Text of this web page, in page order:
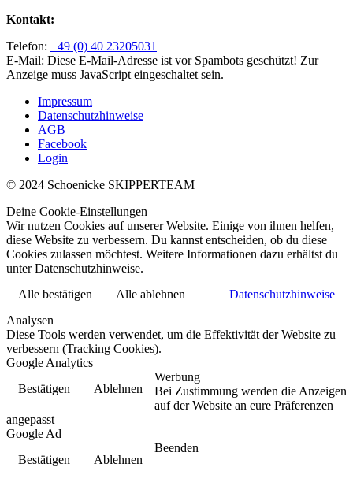
Kontakt:
Telefon: +49 (0) 40 23205031
E-Mail: Diese E-Mail-Adresse ist vor Spambots geschützt! Zur
Anzeige muss JavaScript eingeschaltet sein.
Impressum
Datenschutzhinweise
AGB
Facebook
Login
© 2024 Schoenicke SKIPPERTEAM
Deine Cookie-Einstellungen
Wir nutzen Cookies auf unserer Website. Einige von ihnen helfen,
diese Website zu verbessern. Du kannst entscheiden, ob du diese
Cookies zulassen möchtest. Weitere Informationen dazu erhältst du
unter Datenschutzhinweise.
Alle bestätigen
Alle ablehnen
Datenschutzhinweise
Analysen
Diese Tools werden verwendet, um die Effektivität der Website zu
verbessern (Tracking Cookies).
Google Analytics
Bestätigen
Ablehnen
Werbung
Bei Zustimmung werden die Anzeigen
auf der Website an eure Präferenzen
angepasst
Google Ad
Bestätigen
Ablehnen
Beenden